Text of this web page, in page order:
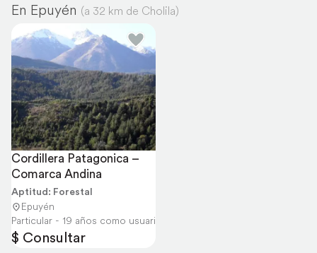
En Epuyén (a 32 km de Cholila)
Cordillera Patagonica –
Comarca Andina
Aptitud: Forestal
Epuyén
Particular - 19 años como usuario
$ Consultar